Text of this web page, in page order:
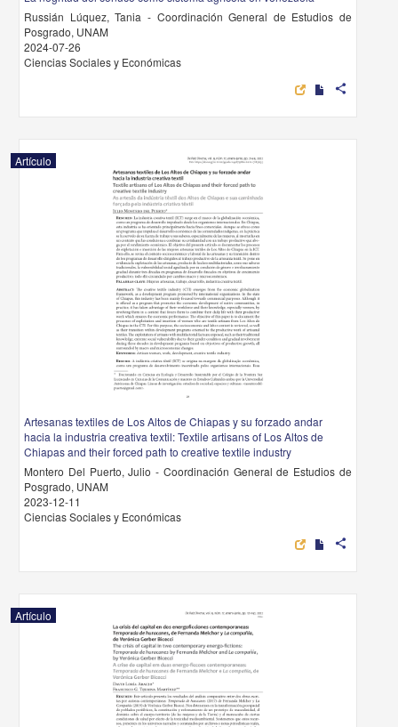
Russián Lúquez, Tania - Coordinación General de Estudios de
Posgrado, UNAM
2024-07-26
Ciencias Sociales y Económicas
share
Artículo
Artesanas textiles de Los Altos de Chiapas y su forzado andar
hacia la industria creativa textil: Textile artisans of Los Altos de
Chiapas and their forced path to creative textile industry
Montero Del Puerto, Julio - Coordinación General de Estudios de
Posgrado, UNAM
2023-12-11
Ciencias Sociales y Económicas
share
Artículo